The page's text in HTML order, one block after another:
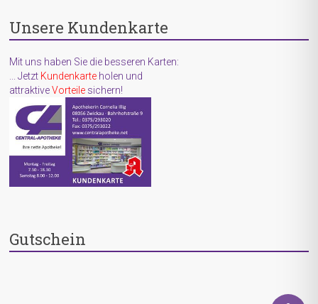
Unsere Kundenkarte
Mit uns haben Sie die besseren Karten:
... Jetzt Kundenkarte holen und
attraktiveVorteile sichern!
Gutschein